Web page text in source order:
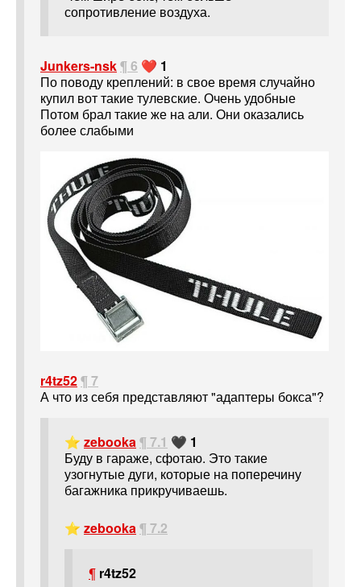
сопротивление воздуха.
Junkers-nsk¶ 6 ❤️ 1
По поводу креплений: в свое время случайно
купил вот такие тулевские. Очень удобные
Потом брал такие же на али. Они оказались
более слабыми
r4tz52¶ 7
А что из себя представляют "адаптеры бокса"?
⭐ zebooka¶ 7.1 🖤 1
Буду в гараже, сфотаю. Это такие
узогнутые дуги, которые на поперечину
багажника прикручиваешь.
⭐ zebooka¶ 7.2
¶ r4tz52